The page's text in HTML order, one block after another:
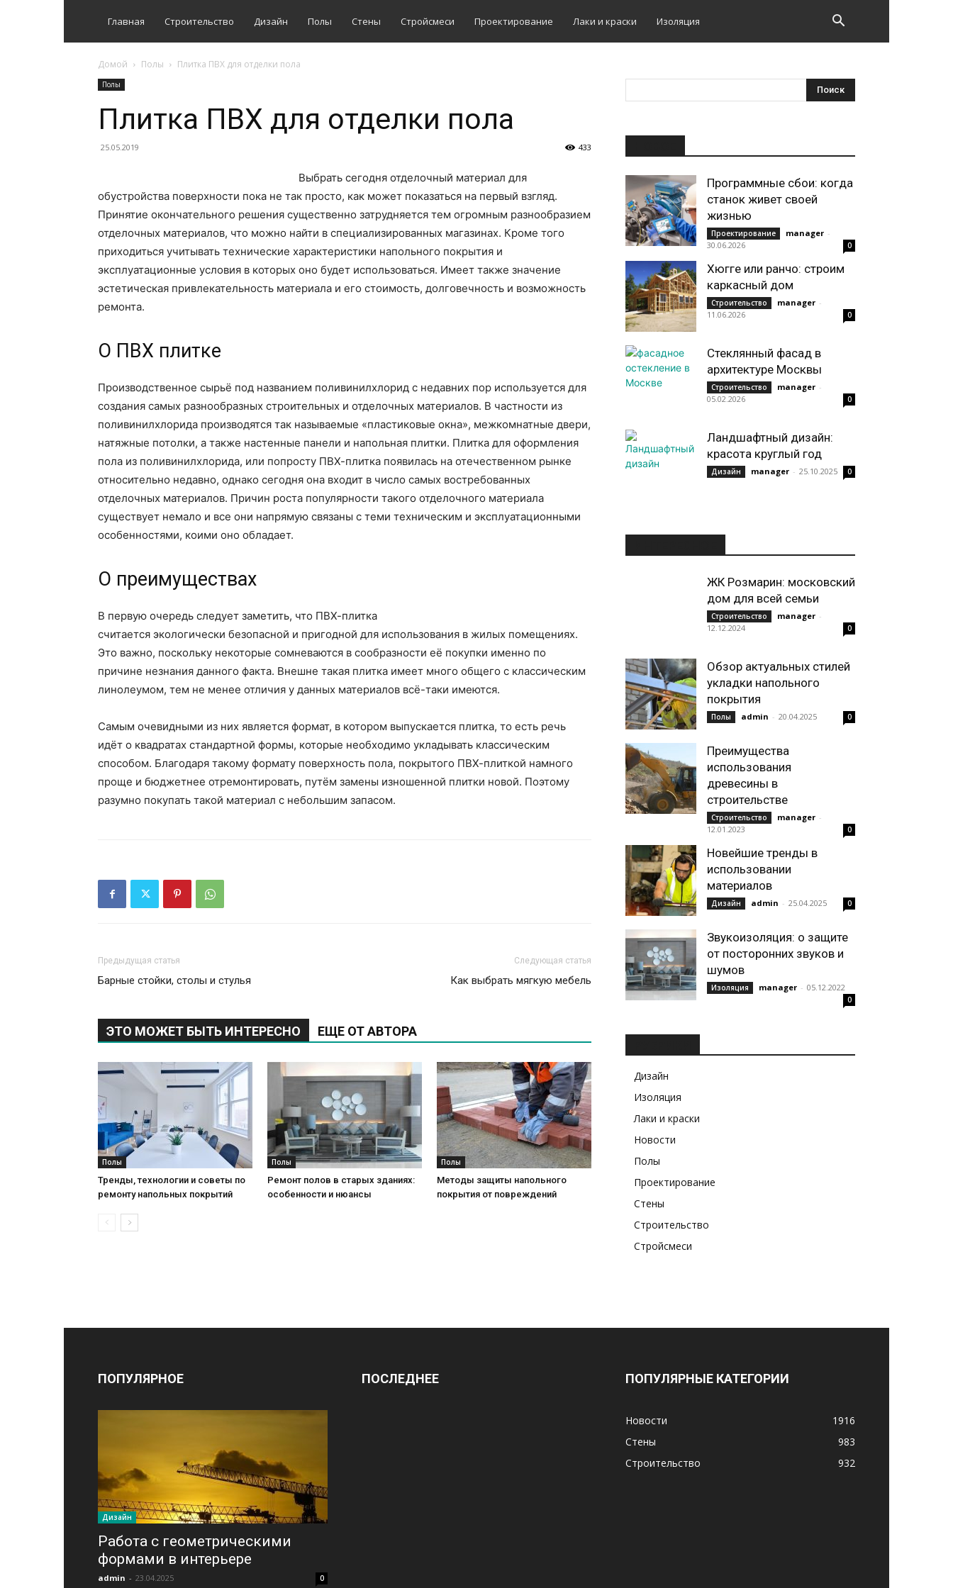
Главная Строительство Дизайн Полы Стены Стройсмеси Проектирование Лаки и краски Изоляция
Домой Полы Плитка ПВХ для отделки пола
Полы
Плитка ПВХ для отделки пола
25.05.2019 433
Выбрать сегодня отделочный материал для
обустройства поверхности пока не так просто, как может показаться на первый взгляд.
Принятие окончательного решения существенно затрудняется тем огромным разнообразием
отделочных материалов, что можно найти в специализированных магазинах. Кроме того
приходиться учитывать технические характеристики напольного покрытия и
эксплуатационные условия в которых оно будет использоваться. Имеет также значение
эстетическая привлекательность материала и его стоимость, долговечность и возможность
ремонта.
О ПВХ плитке
Производственное сырьё под названием поливинилхлорид с недавних пор используется для
создания самых разнообразных строительных и отделочных материалов. В частности из
поливинилхлорида производятся так называемые «пластиковые окна», межкомнатные двери,
натяжные потолки, а также настенные панели и напольная плитки. Плитка для оформления
пола из поливинилхлорида, или попросту ПВХ-плитка появилась на отечественном рынке
относительно недавно, однако сегодня она входит в число самых востребованных
отделочных материалов. Причин роста популярности такого отделочного материала
существует немало и все они напрямую связаны с теми техническим и эксплуатационными
особенностями, коими оно обладает.
О преимуществах
В первую очередь следует заметить, что ПВХ-плитка
считается экологически безопасной и пригодной для использования в жилых помещениях.
Это важно, поскольку некоторые сомневаются в сообразности её покупки именно по
причине незнания данного факта. Внешне такая плитка имеет много общего с классическим
линолеумом, тем не менее отличия у данных материалов всё-таки имеются.
Самым очевидными из них является формат, в котором выпускается плитка, то есть речь
идёт о квадратах стандартной формы, которые необходимо укладывать классическим
способом. Благодаря такому формату поверхность пола, покрытого ПВХ-плиткой намного
проще и бюджетнее отремонтировать, путём замены изношенной плитки новой. Поэтому
разумно покупать такой материал с небольшим запасом.
Предыдущая статья
Барные стойки, столы и стулья
Следующая статья
Как выбрать мягкую мебель
ЭТО МОЖЕТ БЫТЬ ИНТЕРЕСНО ЕЩЕ ОТ АВТОРА
Полы
Тренды, технологии и советы по
ремонту напольных покрытий
Полы
Ремонт полов в старых зданиях:
особенности и нюансы
Полы
Методы защиты напольного
покрытия от повреждений
Программные сбои: когда
станок живет своей
жизнью
Проектирование manager -
30.06.2026
0
Хюгге или ранчо: строим
каркасный дом
Строительство manager -
11.06.2026
0
Стеклянный фасад в
архитектуре Москвы
Строительство manager -
05.02.2026
0
Ландшафтный дизайн:
красота круглый год
Дизайн manager - 25.10.2025 0
ЖК Розмарин: московский
дом для всей семьи
Строительство manager -
12.12.2024
0
Обзор актуальных стилей
укладки напольного
покрытия
Полы admin - 20.04.2025 0
Преимущества
использования
древесины в
строительстве
Строительство manager -
12.01.2023
0
Новейшие тренды в
использовании
материалов
Дизайн admin - 25.04.2025 0
Звукоизоляция: о защите
от посторонних звуков и
шумов
Изоляция manager - 05.12.2022
0
Дизайн
Изоляция
Лаки и краски
Новости
Полы
Проектирование
Стены
Строительство
Стройсмеси
ПОПУЛЯРНОЕ
Дизайн
Работа с геометрическими
формами в интерьере
admin - 23.04.2025 0
ПОСЛЕДНЕЕ ПОПУЛЯРНЫЕ КАТЕГОРИИ
Новости
1916
Стены
983
Строительство
932